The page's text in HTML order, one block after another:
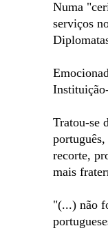
Numa
serviços
Tratou-se
recorte,
mais
"(...) não